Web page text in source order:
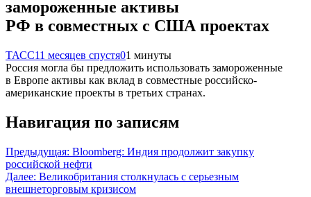
замороженные активы
РФ в совместных с США проектах
ТАСС11 месяцев спустя01 минуты
Россия могла бы предложить использовать замороженные
в Европе активы как вклад в совместные российско-
американские проекты в третьих странах.
Навигация по записям
Предыдущая: Bloomberg: Индия продолжит закупку
российской нефти
Далее: Великобритания столкнулась с серьезным
внешнеторговым кризисом